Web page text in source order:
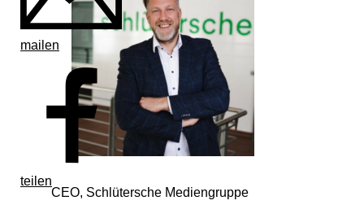
mailen
teilen
CEO, Schlütersche Mediengruppe